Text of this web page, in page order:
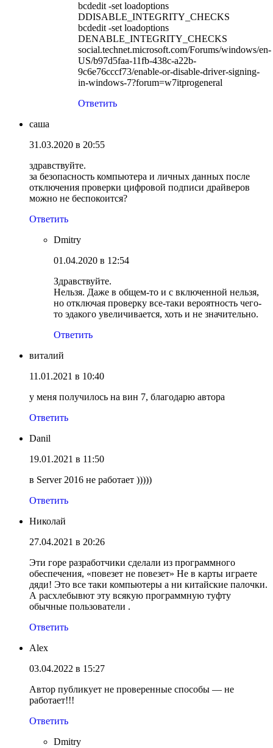
bcdedit -set loadoptions
DDISABLE_INTEGRITY_CHECKS
bcdedit -set loadoptions
DENABLE_INTEGRITY_CHECKS
social.technet.microsoft.com/Forums/windows/en-
US/b97d5faa-11fb-438c-a22b-
9c6e76cccf73/enable-or-disable-driver-signing-
in-windows-7?forum=w7itprogeneral
Ответить
саша
31.03.2020 в 20:55
здравствуйте.
за безопасность компьютера и личных данных после
отключения проверки цифровой подписи драйверов
можно не беспокоится?
Ответить
Dmitry
01.04.2020 в 12:54
Здравствуйте.
Нельзя. Даже в общем-то и с включенной нельзя,
но отключая проверку все-таки вероятность чего-
то эдакого увеличивается, хоть и не значительно.
Ответить
виталий
11.01.2021 в 10:40
у меня получилось на вин 7, благодарю автора
Ответить
Danil
19.01.2021 в 11:50
в Server 2016 не работает )))))
Ответить
Николай
27.04.2021 в 20:26
Эти горе разработчики сделали из программного
обеспечения, «повезет не повезет» Не в карты играете
дяди! Это все таки компьютеры а ни китайские палочки.
А расхлебывют эту всякую программную туфту
обычные пользователи .
Ответить
Alex
03.04.2022 в 15:27
Автор публикует не проверенные способы — не
работает!!!
Ответить
Dmitry